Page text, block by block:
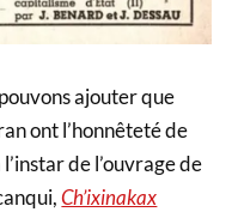
ajouter que
ont l’honnêteté de
de l’ouvrage de
Ch’ixinakax